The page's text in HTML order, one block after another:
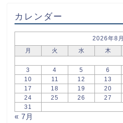
カレンダー
2026年8月
月
火 水 木
3
4 5 6
10
11 12 13
17
18 19 20
24
25 26 27
31
« 7月